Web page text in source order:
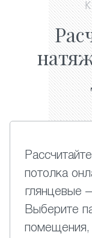
потолка
глянцевые
Выберите
помещения,